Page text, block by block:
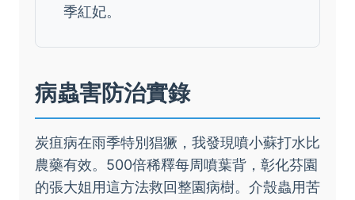
季紅妃。
病蟲害防治實錄
炭疽病在雨季特別猖獗，我發現噴小蘇打水比
農藥有效。500倍稀釋每周噴葉背，彰化芬園
的張大姐用這方法救回整園病樹。介殼蟲用苦